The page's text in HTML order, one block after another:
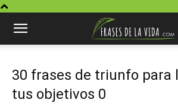
30 frases de triunfo para
tus objetivos 0